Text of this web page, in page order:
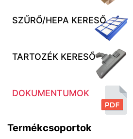
SZŰRŐ/HEPA KERESŐ
TARTOZÉK KERESŐ
DOKUMENTUMOK
Termékcsoportok